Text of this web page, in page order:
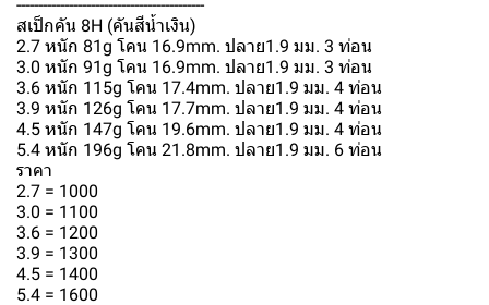
-------------------------------------------
สเป็กคัน 8H (คันสีน้ำเงิน)
2.7 หนัก 81g โคน 16.9mm. ปลาย1.9 มม. 3 ท่อน
3.0 หนัก 91g โคน 16.9mm. ปลาย1.9 มม. 3 ท่อน
3.6 หนัก 115g โคน 17.4mm. ปลาย1.9 มม. 4 ท่อน
3.9 หนัก 126g โคน 17.7mm. ปลาย1.9 มม. 4 ท่อน
4.5 หนัก 147g โคน 19.6mm. ปลาย1.9 มม. 4 ท่อน
5.4 หนัก 196g โคน 21.8mm. ปลาย1.9 มม. 6 ท่อน
ราคา
2.7 = 1000
3.0 = 1100
3.6 = 1200
3.9 = 1300
4.5 = 1400
5.4 = 1600